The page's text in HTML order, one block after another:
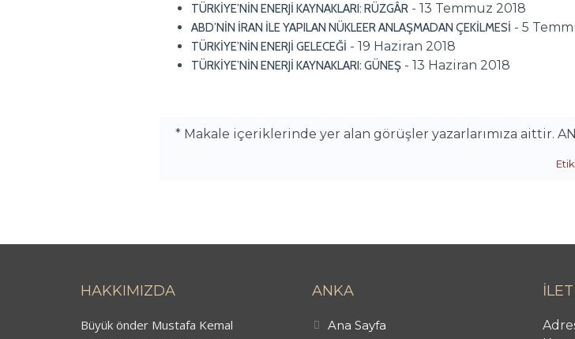
TÜRKİYE’NİN ENERJİ KAYNAKLARI: RÜZGÂR - 13 Temmuz 2018
ABD’NİN İRAN İLE YAPILAN NÜKLEER ANLAŞMADAN ÇEKİLMESİ - 5
TÜRKİYE’NİN ENERJİ GELECEĞİ - 19 Haziran 2018
TÜRKİYE’NİN ENERJİ KAYNAKLARI: GÜNEŞ - 13 Haziran 2018
* Makale içeriklerinde yer alan görüşler yazarlarımıza aittir.
HAKKIMIZDA
Büyük önder Mustafa Kemal
ANKA
Ana Sayfa